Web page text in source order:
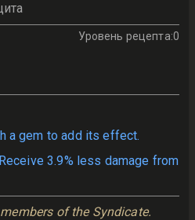
Уровень рецепта:0
a gem to add its effect.
3.9% less damage from
of the Syndicate.